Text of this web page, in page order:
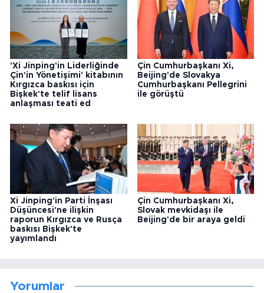
'Xi Jinping'in Liderliğinde
Çin'in Yönetişimi' kitabının
Kırgızca baskısı için
Bişkek'te telif lisans
anlaşması teati ed
Çin Cumhurbaşkanı Xi,
Beijing'de Slovakya
Cumhurbaşkanı Pellegrini
ile görüştü
Xi Jinping'in Parti İnşası
Düşüncesi'ne ilişkin
raporun Kırgızca ve Rusça
baskısı Bişkek'te
yayımlandı
Çin Cumhurbaşkanı Xi,
Slovak mevkidaşı ile
Beijing'de bir araya geldi
Yorumlar